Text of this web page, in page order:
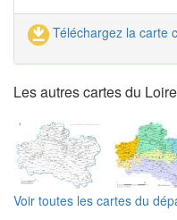
Téléchargez la carte
Les autres cartes du
Voir toutes les cartes du